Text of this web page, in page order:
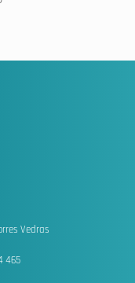
Vedras
465